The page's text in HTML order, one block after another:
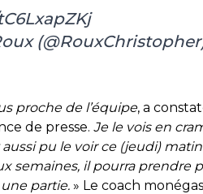
proche de l’équipe, a
de presse. Je le vois en
pu le voir ce (jeudi)
semaines, il pourra prendre
partie. » Le coach